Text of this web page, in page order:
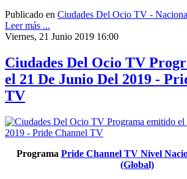
Publicado en Ciudades Del Ocio TV -
Leer más ...
Viernes, 21 Junio 2019 16:00
Ciudades Del Ocio TV
el 21 De Junio Del 2019 -
TV
Programa Pride Channel TV Nivel
(Global)